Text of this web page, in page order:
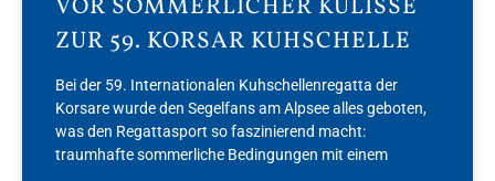
VOR SOMMERLICHER KULISSE
ZUR 59. KORSAR KUHSCHELLE
Bei der 59. Internationalen Kuhschellenregatta der
Korsare wurde den Segelfans am Alpsee alles geboten,
was den Regattasport so faszinierend macht:
traumhafte sommerliche Bedingungen mit einem